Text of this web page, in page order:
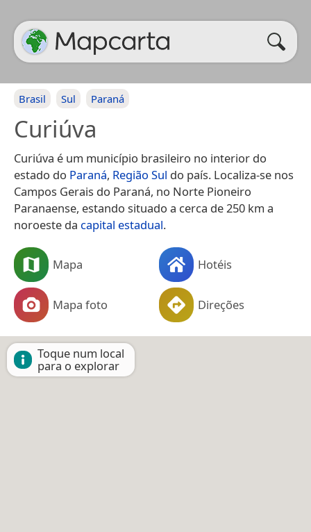
Brasil Sul Paraná
Curiúva
Curiúva é um município brasileiro no interior do
estado do Paraná, Região Sul do país. Localiza-se nos
Campos Gerais do Paraná, no Norte Pioneiro
Paranaense, estando situado a cerca de 250 km a
noroeste da capital estadual.
Mapa Hotéis
Mapa foto Direções
Toque num local
para o explorar